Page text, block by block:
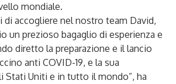
mondiale.
di accogliere nel nostro team David,
un prezioso bagaglio di esperienza e
diretto la preparazione e il lancio
anti COVID-19, e la sua
Stati Uniti e in tutto il mondo”, ha